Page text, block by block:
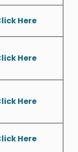
Here
Here
Here
Here